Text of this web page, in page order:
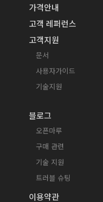
가격안내
고객 레퍼런스
고객지원
문서
사용자가이드
기술지원
블로그
오픈마루
구매 관련
기술 지원
트러블 슈팅
이용약관